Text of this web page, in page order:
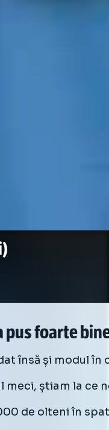
pus foarte
însă și modul
meci, știam la ce
de olteni în